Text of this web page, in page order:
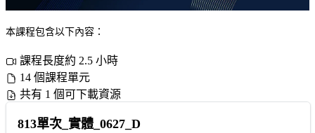
本課程包含以下內容：
課程長度約 2.5 小時
14 個課程單元
共有 1 個可下載資源
813單次_實體_0627_D